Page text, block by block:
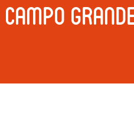
Campo Grande